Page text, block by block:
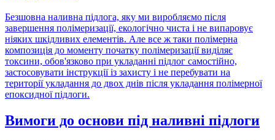
Безшовна наливна підлога, яку ми виробляємо після
завершення полімеризації, екологічно чиста і не випаровує
ніяких шкідливих елементів. Але все ж таки полімерна
композиція до моменту початку полімеризації виділяє
токсини, обов'язково при укладанні підлог самостійно,
застосовувати інструкції із захисту і не перебувати на
території укладання до двох днів після укладання полімерної
епоксидної підлоги.
Вимоги до основи під наливні підлоги